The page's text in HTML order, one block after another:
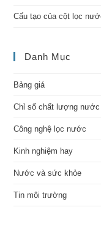
Cấu tạo của cột lọc
Danh Mục
Bảng giá
Chỉ số chất lượng nước
Công nghệ lọc nước
Kinh nghiệm hay
Nước và sức khỏe
Tin môi trường